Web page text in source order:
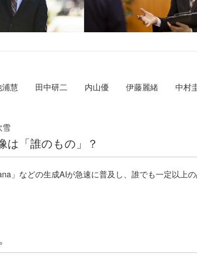
慧 田中研二 内山優 伊藤麗緒 中村
雪
は「誰のもの」？
」などの生成AIが急速に普及し、誰でも一定以上